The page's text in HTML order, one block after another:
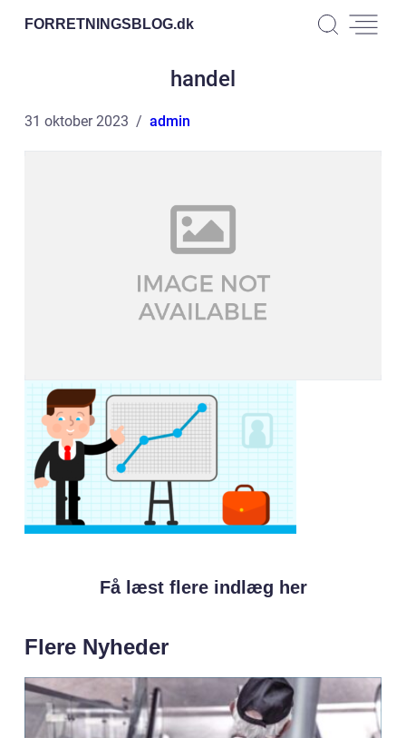
FORRETNINGSBLOG.dk
handel
31 oktober 2023 admin
Få læst flere indlæg her
Flere Nyheder